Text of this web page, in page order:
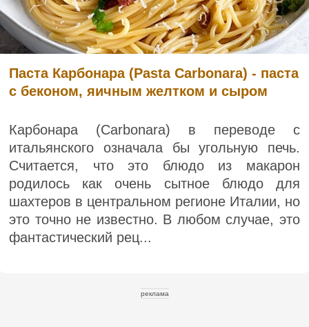
Паста Карбонара (Pasta Carbonara) - паста
с беконом, яичным желтком и сыром
Карбонара (Carbonara) в переводе с
итальянского означала бы угольную печь.
Считается, что это блюдо из макарон
родилось как очень сытное блюдо для
шахтеров в центральном регионе Италии, но
это точно не известно. В любом случае, это
фантастический рец...
реклама